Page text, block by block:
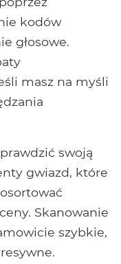
kodów
głosowe.
masz na myśli
swoją
gwiazd, które
Skanowanie
szybkie,